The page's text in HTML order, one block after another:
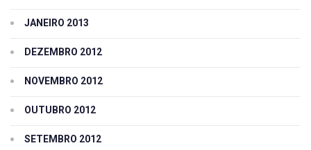
JANEIRO 2013
DEZEMBRO 2012
NOVEMBRO 2012
OUTUBRO 2012
SETEMBRO 2012